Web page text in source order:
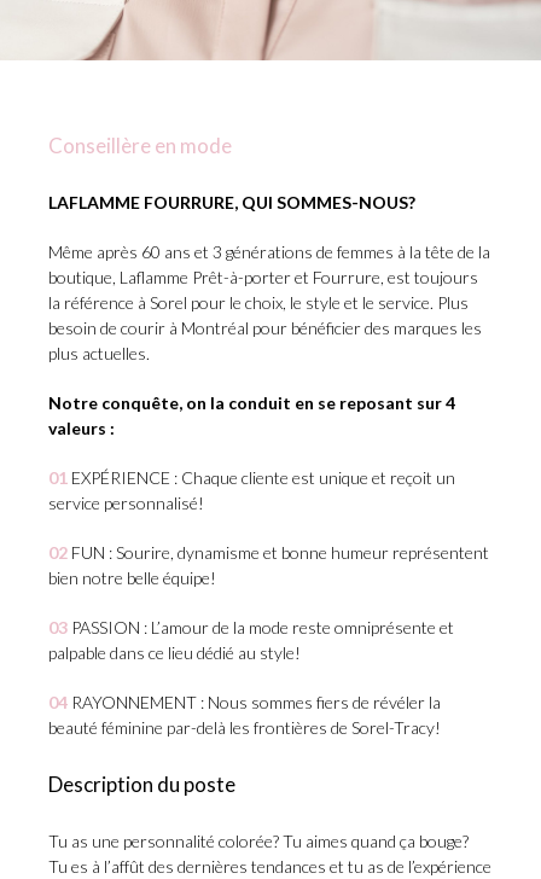
Conseillère en mode
LAFLAMME FOURRURE, QUI SOMMES-NOUS?
Même après 60 ans et 3 générations de femmes à la tête de la
boutique, Laflamme Prêt-à-porter et Fourrure, est toujours
la référence à Sorel pour le choix, le style et le service. Plus
besoin de courir à Montréal pour bénéficier des marques les
plus actuelles.
Notre conquête, on la conduit en se reposant sur 4
valeurs :
01 EXPÉRIENCE : Chaque cliente est unique et reçoit un
service personnalisé!
02 FUN : Sourire, dynamisme et bonne humeur représentent
bien notre belle équipe!
03 PASSION : L’amour de la mode reste omniprésente et
palpable dans ce lieu dédié au style!
04 RAYONNEMENT : Nous sommes fiers de révéler la
beauté féminine par-delà les frontières de Sorel-Tracy!
Description du poste
Tu as une personnalité colorée? Tu aimes quand ça bouge?
Tu es à l’affût des dernières tendances et tu as de l’expérience